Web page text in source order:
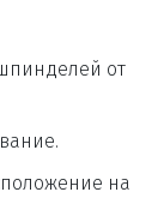
от
на